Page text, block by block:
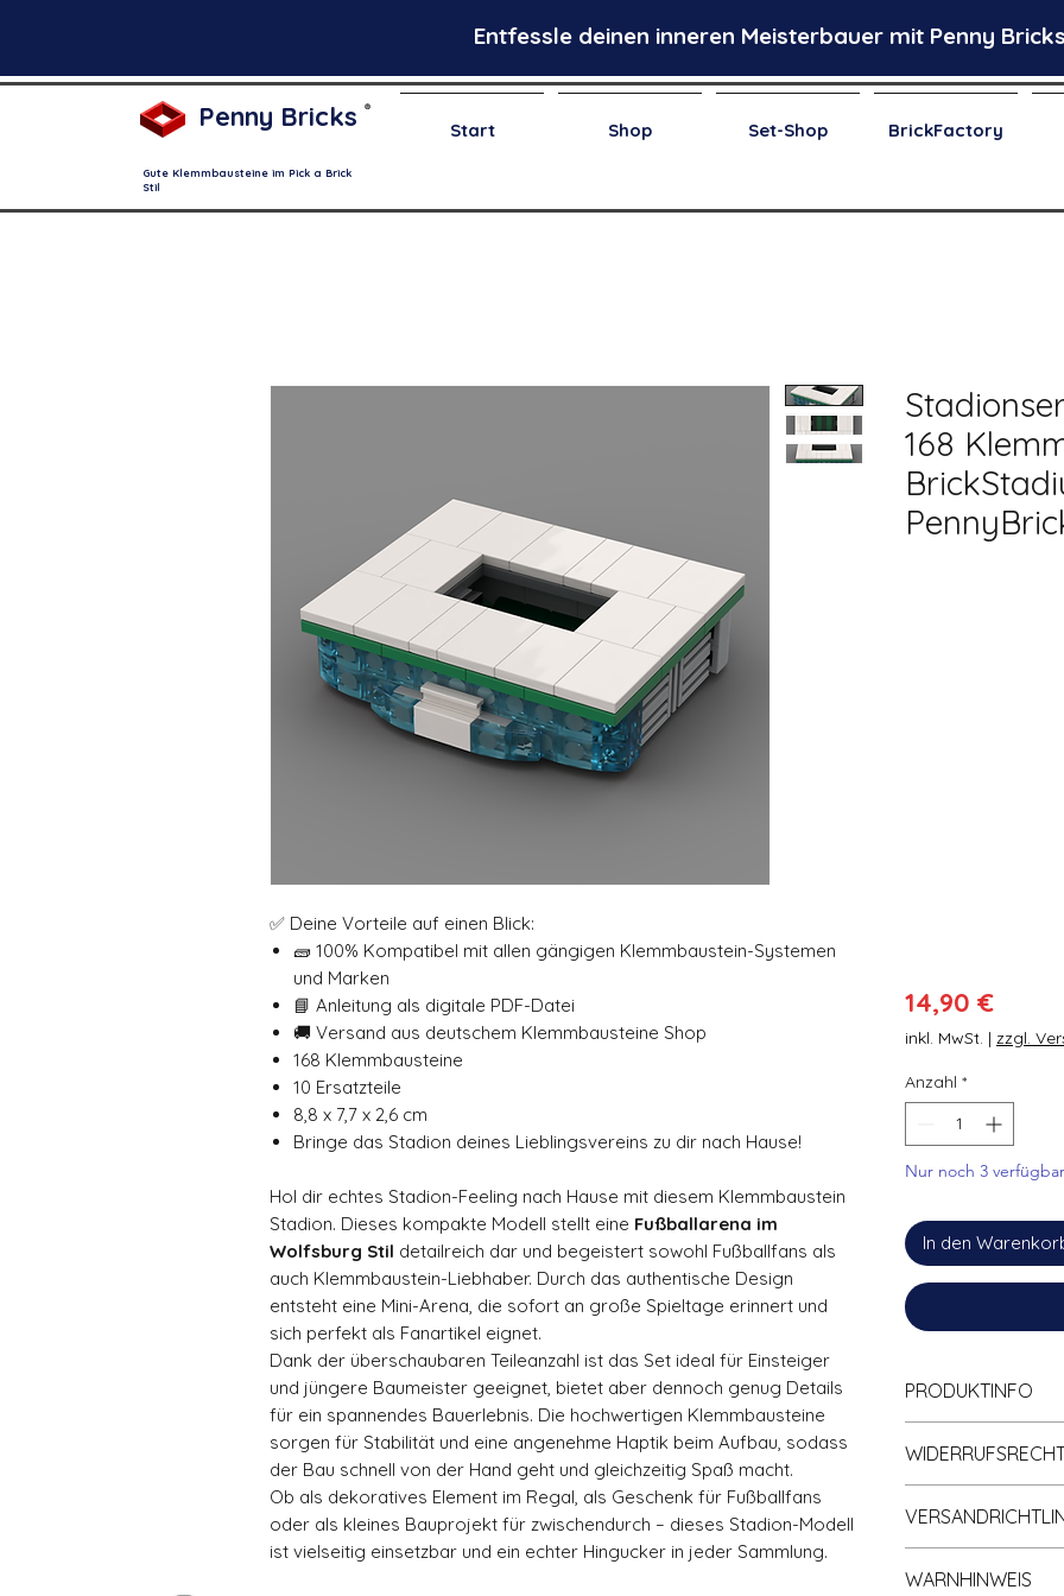
Entfessle deinen inneren Meisterbauer mit Penny
Penny Bricks ®
Start Shop Set-Shop BrickFactory
Gute Klemmbausteine im Pick a Brick
Stil
✅ Deine Vorteile auf einen Blick:
🧱 100% Kompatibel mit allen gängigen Klemmbaustein-Systemen
und Marken
📘 Anleitung als digitale PDF-Datei
🚚 Versand aus deutschem Klemmbausteine Shop
168 Klemmbausteine
10 Ersatzteile
8,8 x 7,7 x 2,6 cm
Bringe das Stadion deines Lieblingsvereins zu dir nach Hause!
Hol dir echtes Stadion-Feeling nach Hause mit diesem Klemmbaustein
Stadion. Dieses kompakte Modell stellt eine Fußballarena im
Wolfsburg Stil detailreich dar und begeistert sowohl Fußballfans als
auch Klemmbaustein-Liebhaber. Durch das authentische Design
entsteht eine Mini-Arena, die sofort an große Spieltage erinnert und
sich perfekt als Fanartikel eignet.
Dank der überschaubaren Teileanzahl ist das Set ideal für Einsteiger
und jüngere Baumeister geeignet, bietet aber dennoch genug Details
für ein spannendes Bauerlebnis. Die hochwertigen Klemmbausteine
sorgen für Stabilität und eine angenehme Haptik beim Aufbau, sodass
der Bau schnell von der Hand geht und gleichzeitig Spaß macht.
Ob als dekoratives Element im Regal, als Geschenk für Fußballfans
oder als kleines Bauprojekt für zwischendurch – dieses Stadion-Modell
ist vielseitig einsetzbar und ein echter Hingucker in jeder Sammlung.
168
14,90 €Preis
inkl. MwSt. | zzgl.
Anzahl *
Nur noch 3 verfügbar
In den
PRODUKTINFO
📘 Einfache
♻️ Lieferung
🧱 Material:
gleichnamigen
Richtlinien).
Bearbeitungszeit
WARNHINWEIS